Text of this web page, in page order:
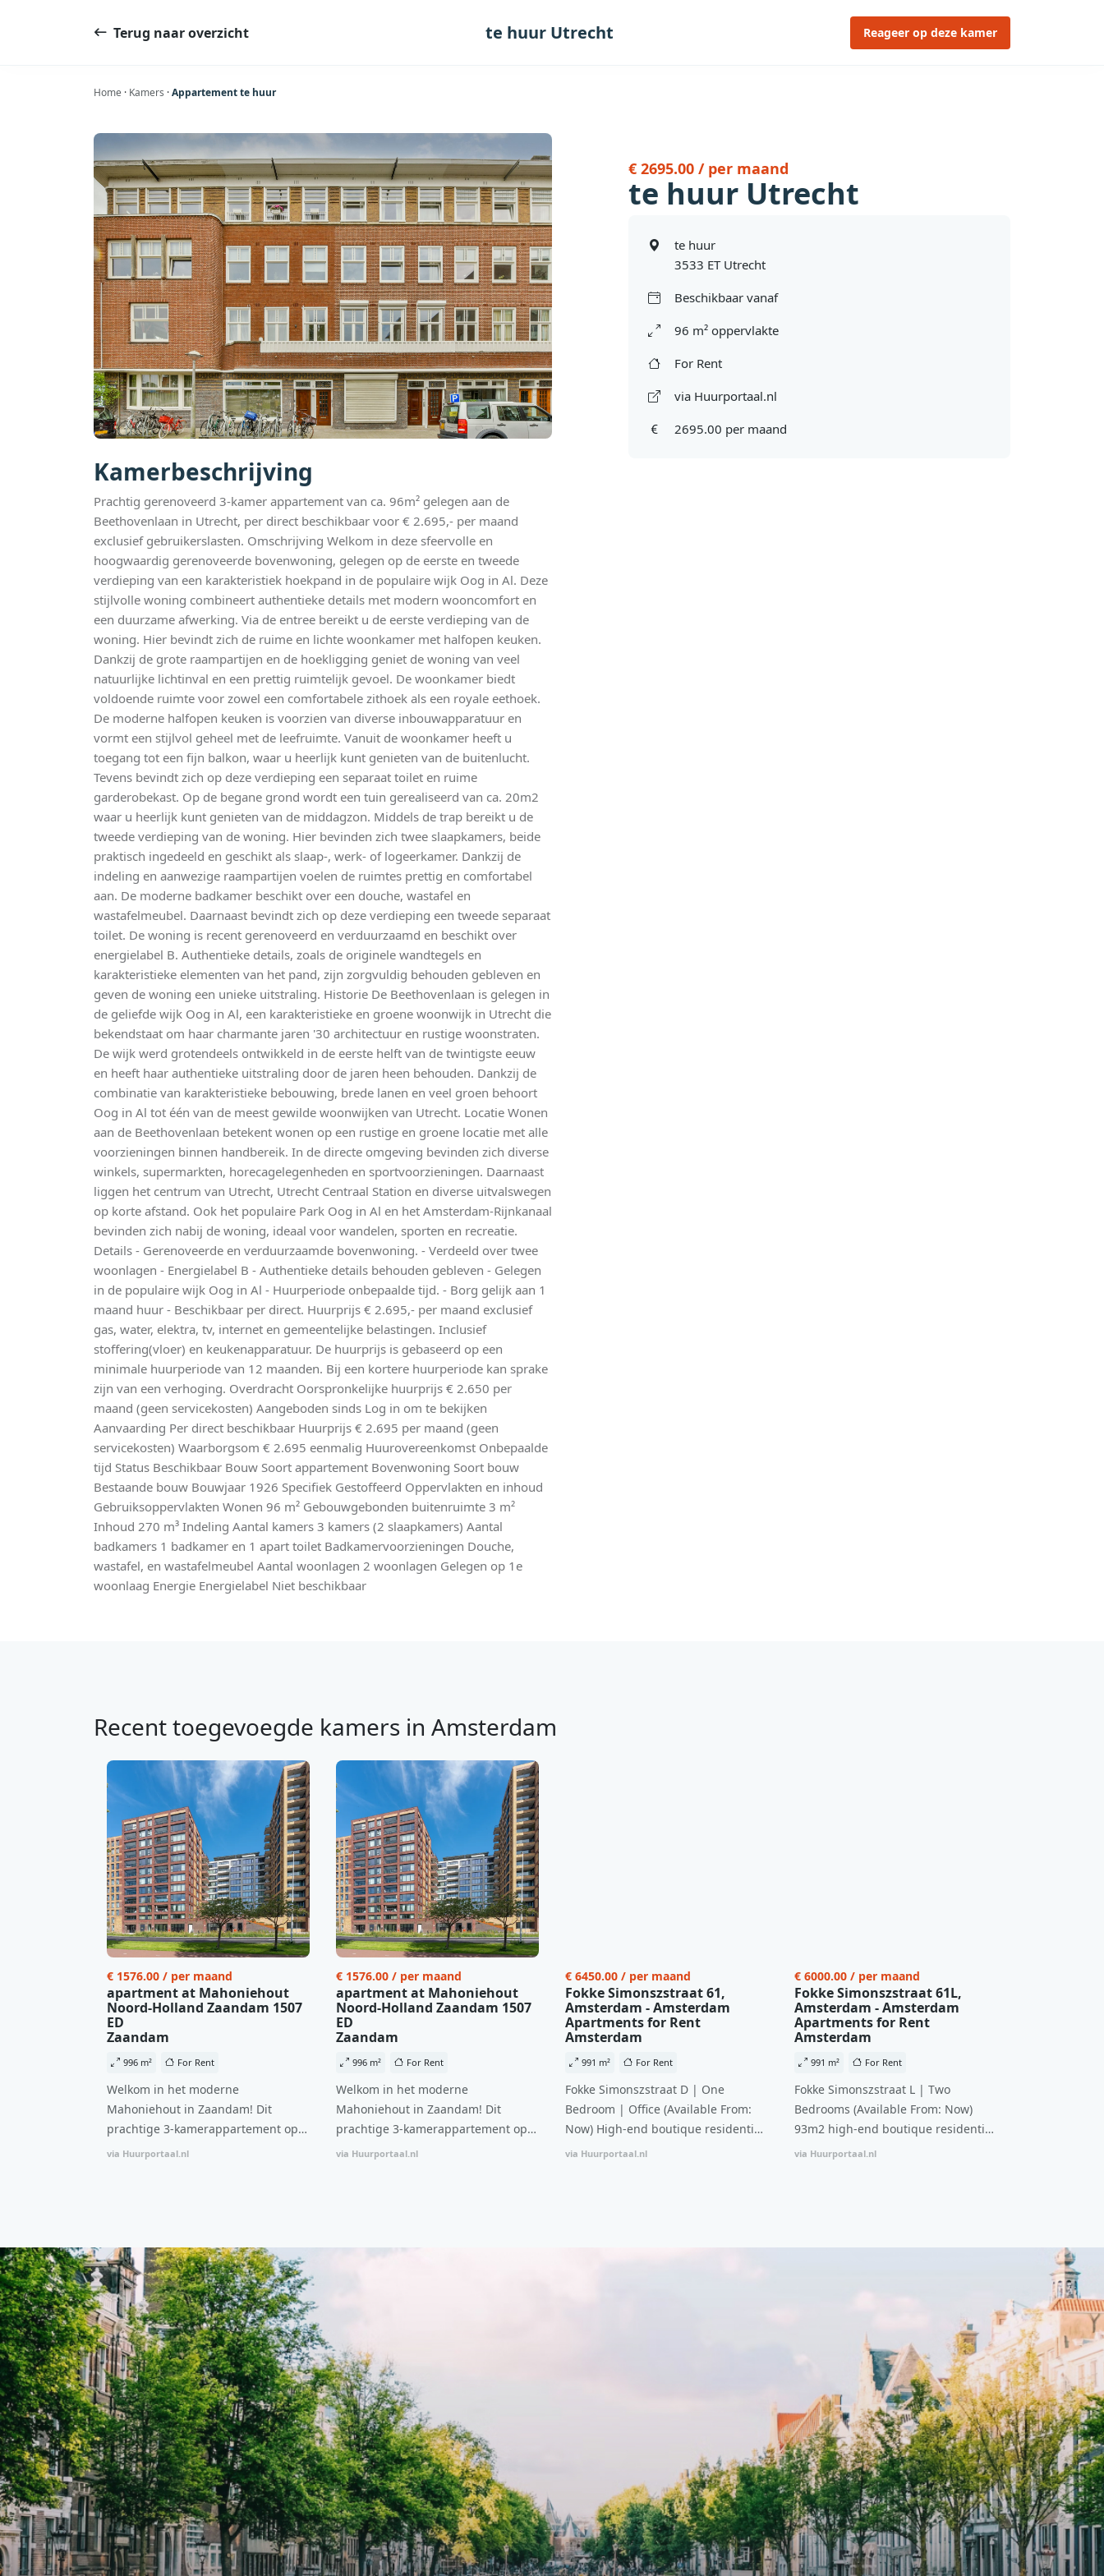
Terug naar overzicht te huur Utrecht Reageer op deze kamer
Home · Kamers ·Appartement te huur
Kamerbeschrijving
Prachtig gerenoveerd 3-kamer appartement van ca. 96m² gelegen aan de
Beethovenlaan in Utrecht, per direct beschikbaar voor € 2.695,- per maand
exclusief gebruikerslasten. Omschrijving Welkom in deze sfeervolle en
hoogwaardig gerenoveerde bovenwoning, gelegen op de eerste en tweede
verdieping van een karakteristiek hoekpand in de populaire wijk Oog in Al. Deze
stijlvolle woning combineert authentieke details met modern wooncomfort en
een duurzame afwerking. Via de entree bereikt u de eerste verdieping van de
woning. Hier bevindt zich de ruime en lichte woonkamer met halfopen keuken.
Dankzij de grote raampartijen en de hoekligging geniet de woning van veel
natuurlijke lichtinval en een prettig ruimtelijk gevoel. De woonkamer biedt
voldoende ruimte voor zowel een comfortabele zithoek als een royale eethoek.
De moderne halfopen keuken is voorzien van diverse inbouwapparatuur en
vormt een stijlvol geheel met de leefruimte. Vanuit de woonkamer heeft u
toegang tot een fijn balkon, waar u heerlijk kunt genieten van de buitenlucht.
Tevens bevindt zich op deze verdieping een separaat toilet en ruime
garderobekast. Op de begane grond wordt een tuin gerealiseerd van ca. 20m2
waar u heerlijk kunt genieten van de middagzon. Middels de trap bereikt u de
tweede verdieping van de woning. Hier bevinden zich twee slaapkamers, beide
praktisch ingedeeld en geschikt als slaap-, werk- of logeerkamer. Dankzij de
indeling en aanwezige raampartijen voelen de ruimtes prettig en comfortabel
aan. De moderne badkamer beschikt over een douche, wastafel en
wastafelmeubel. Daarnaast bevindt zich op deze verdieping een tweede separaat
toilet. De woning is recent gerenoveerd en verduurzaamd en beschikt over
energielabel B. Authentieke details, zoals de originele wandtegels en
karakteristieke elementen van het pand, zijn zorgvuldig behouden gebleven en
geven de woning een unieke uitstraling. Historie De Beethovenlaan is gelegen in
de geliefde wijk Oog in Al, een karakteristieke en groene woonwijk in Utrecht die
bekendstaat om haar charmante jaren '30 architectuur en rustige woonstraten.
De wijk werd grotendeels ontwikkeld in de eerste helft van de twintigste eeuw
en heeft haar authentieke uitstraling door de jaren heen behouden. Dankzij de
combinatie van karakteristieke bebouwing, brede lanen en veel groen behoort
Oog in Al tot één van de meest gewilde woonwijken van Utrecht. Locatie Wonen
aan de Beethovenlaan betekent wonen op een rustige en groene locatie met alle
voorzieningen binnen handbereik. In de directe omgeving bevinden zich diverse
winkels, supermarkten, horecagelegenheden en sportvoorzieningen. Daarnaast
liggen het centrum van Utrecht, Utrecht Centraal Station en diverse uitvalswegen
op korte afstand. Ook het populaire Park Oog in Al en het Amsterdam-Rijnkanaal
bevinden zich nabij de woning, ideaal voor wandelen, sporten en recreatie.
Details - Gerenoveerde en verduurzaamde bovenwoning. - Verdeeld over twee
woonlagen - Energielabel B - Authentieke details behouden gebleven - Gelegen
in de populaire wijk Oog in Al - Huurperiode onbepaalde tijd. - Borg gelijk aan 1
maand huur - Beschikbaar per direct. Huurprijs € 2.695,- per maand exclusief
gas, water, elektra, tv, internet en gemeentelijke belastingen. Inclusief
stoffering(vloer) en keukenapparatuur. De huurprijs is gebaseerd op een
minimale huurperiode van 12 maanden. Bij een kortere huurperiode kan sprake
zijn van een verhoging. Overdracht Oorspronkelijke huurprijs € 2.650 per
maand (geen servicekosten) Aangeboden sinds Log in om te bekijken
Aanvaarding Per direct beschikbaar Huurprijs € 2.695 per maand (geen
servicekosten) Waarborgsom € 2.695 eenmalig Huurovereenkomst Onbepaalde
tijd Status Beschikbaar Bouw Soort appartement Bovenwoning Soort bouw
Bestaande bouw Bouwjaar 1926 Specifiek Gestoffeerd Oppervlakten en inhoud
Gebruiksoppervlakten Wonen 96 m² Gebouwgebonden buitenruimte 3 m²
Inhoud 270 m³ Indeling Aantal kamers 3 kamers (2 slaapkamers) Aantal
badkamers 1 badkamer en 1 apart toilet Badkamervoorzieningen Douche,
wastafel, en wastafelmeubel Aantal woonlagen 2 woonlagen Gelegen op 1e
woonlaag Energie Energielabel Niet beschikbaar
€ 2695.00 / per maand
te huur Utrecht
te huur
3533 ET Utrecht
Beschikbaar vanaf
96 m² oppervlakte
For Rent
via Huurportaal.nl
2695.00 per maand
Recent toegevoegde kamers in Amsterdam
€ 1576.00 / per maand
apartment at Mahoniehout
Noord-Holland Zaandam 1507
ED
Zaandam
996 m² For Rent
Welkom in het moderne
Mahoniehout in Zaandam! Dit
prachtige 3-kamerappartement op
de 6e verdieping biedt een ideale
van €107,50 per maand is dit een
geweldige kans voor professionals
die op zoek zijn naar een woning die
direct beschikbaar is vanaf 1 april
2026. Bij binnenkomst word je
verwelkomd in een ruime
woonkamer met open keuken,
samen goed voor 44 m² aan
leefruimte. De lichte woonkamer
biedt genoeg ruimte voor een
gezellige zithoek én een stijlvolle
eethoek. De keuken is van alle
gemakken voorzien, perfect voor het
bereiden van heerlijke maaltijden.
Vanuit de woonkamer stap je zo het
balkon op, waar je kunt genieten
van een prachtig uitzicht en een
via Huurportaal.nl
€ 1576.00 / per maand
apartment at Mahoniehout
Noord-Holland Zaandam 1507
ED
Zaandam
996 m² For Rent
Welkom in het moderne
Mahoniehout in Zaandam! Dit
prachtige 3-kamerappartement op
de 6e verdieping biedt een ideale
van €107,50 per maand is dit een
woonkamer met open keuken,
samen goed voor 44 m² aan
leefruimte. De lichte woonkamer
biedt genoeg ruimte voor een
gezellige zithoek én een stijlvolle
eethoek. De keuken is van alle
gemakken voorzien, perfect voor het
bereiden van heerlijke maaltijden.
Vanuit de woonkamer stap je zo het
balkon op, waar je kunt genieten
van een prachtig uitzicht en een
via Huurportaal.nl
€ 6450.00 / per maand
Fokke Simonszstraat 61,
Amsterdam - Amsterdam
Apartments for Rent
Amsterdam
991 m² For Rent
Fokke Simonszstraat D | One
Bedroom | Office (Available From:
Now) High-end boutique residential
complex in De Pijp feautring an
storage and secure bicycle parking
with an elegant lobby with an
elevator and green communal
spaces.The building incorporates
solar panels to generate energy
supply. The windows have solar
via Huurportaal.nl
€ 6000.00 / per maand
Fokke Simonszstraat 61L,
Amsterdam - Amsterdam
Apartments for Rent
Amsterdam
991 m² For Rent
Fokke Simonszstraat L | Two
Bedrooms (Available From: Now)
93m2 high-end boutique residential
complex in De Pijp feautring an
93m2, ready-to-live, contemporary
spaces.The building incorporates
solar panels to generate energy
supply. The windows have solar
control glazing, and the apartments
have climate control driven by a
thermal energy storage system.
Underfloor heating and cooling
contribute to a healthy indoor
environment. The atriums' seasonal
green walls provide natural summer
cooling, improved air quality and
acoustics, and are specially
via Huurportaal.nl